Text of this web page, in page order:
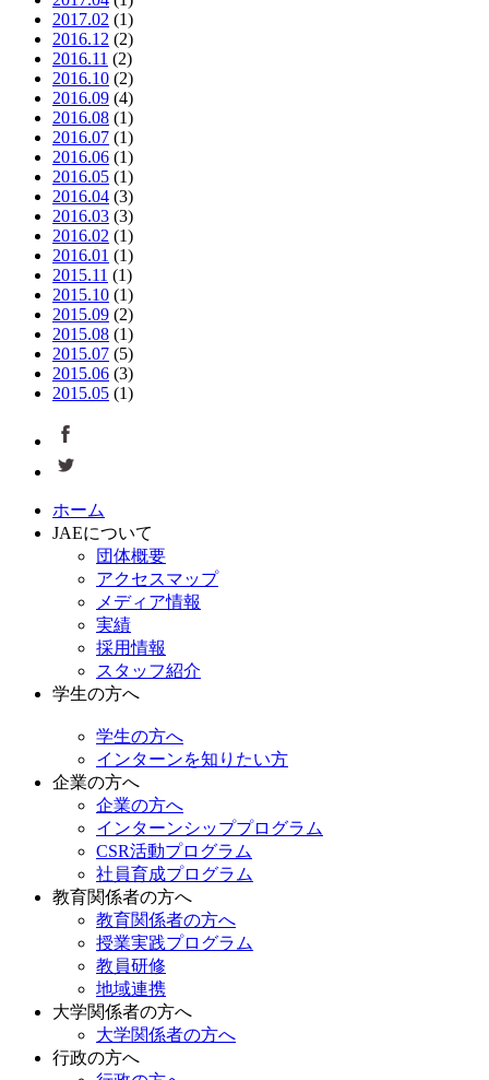
2017.02 (1)
2016.12 (2)
2016.11 (2)
2016.10 (2)
2016.09 (4)
2016.08 (1)
2016.07 (1)
2016.06 (1)
2016.05 (1)
2016.04 (3)
2016.03 (3)
2016.02 (1)
2016.01 (1)
2015.11 (1)
2015.10 (1)
2015.09 (2)
2015.08 (1)
2015.07 (5)
2015.06 (3)
2015.05 (1)
ホーム
JAEについて
団体概要
アクセスマップ
メディア情報
実績
採用情報
スタッフ紹介
学生の方へ
学生の方へ
インターンを知りたい方
企業の方へ
企業の方へ
インターンシッププログラム
CSR活動プログラム
社員育成プログラム
教育関係者の方へ
教育関係者の方へ
授業実践プログラム
教員研修
地域連携
大学関係者の方へ
大学関係者の方へ
行政の方へ